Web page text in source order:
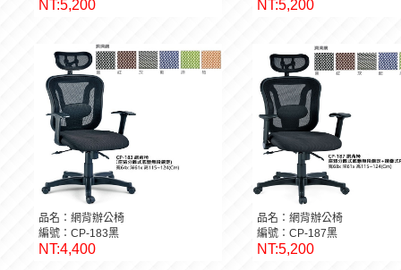
NT:5,200 NT:5,200
品名：網背辦公椅
編號：CP-183黑
NT:4,400
品名：網背辦公椅
編號：CP-187黑
NT:5,200